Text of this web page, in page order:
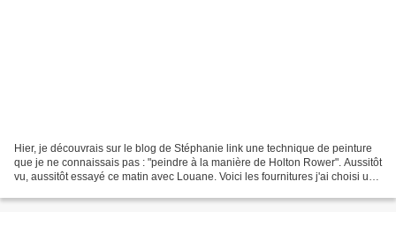
Hier, je découvrais sur le blog de Stéphanie link une technique de peinture
que je ne connaissais pas : "peindre à la manière de Holton Rower". Aussitôt
vu, aussitôt essayé ce matin avec Louane. Voici les fournitures j'ai choisi un